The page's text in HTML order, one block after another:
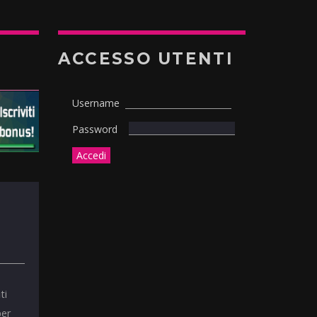
ACCESSO UTENTI
Username
Password